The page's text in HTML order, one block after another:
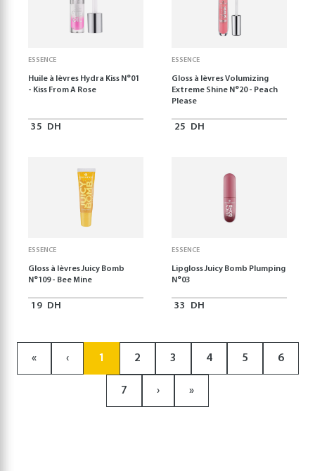
ESSENCE
Huile à lèvres Hydra Kiss N°01
- Kiss From A Rose
35 DH
ESSENCE
Gloss à lèvres Volumizing
Extreme Shine N°20 - Peach
Please
25 DH
ESSENCE
Gloss à lèvres Juicy Bomb
N°109 - Bee Mine
19 DH
ESSENCE
Lipgloss Juicy Bomb Plumping
N°03
33 DH
« ‹ 1 2 3 4 5 6
7 › »